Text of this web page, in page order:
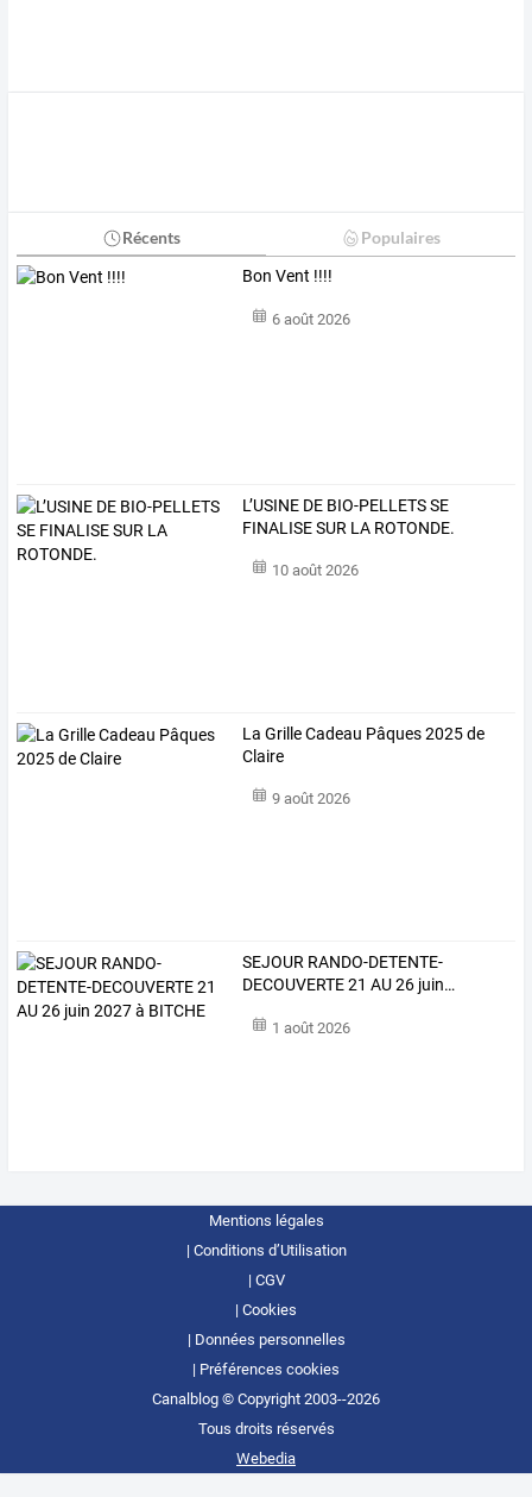
Récents Populaires
Bon Vent !!!!
6 août 2026
L’USINE DE BIO-PELLETS SE
FINALISE SUR LA ROTONDE.
10 août 2026
La Grille Cadeau Pâques 2025 de
Claire
9 août 2026
SEJOUR RANDO-DETENTE-
DECOUVERTE21 AU26 juin…
1 août 2026
Mentions légales
Conditions d’Utilisation
CGV
Cookies
Données personnelles
Préférences cookies
Canalblog © Copyright 2003--2026
Tous droits réservés
Webedia